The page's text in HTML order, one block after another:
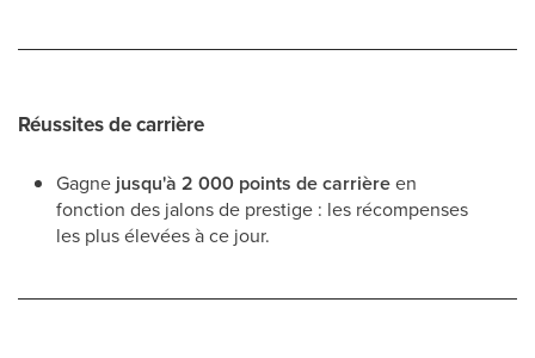
Réussites de carrière
Gagne jusqu'à 2 000 points de carrièreen
fonction des jalons de prestige : les récompenses
les plus élevées à ce jour.